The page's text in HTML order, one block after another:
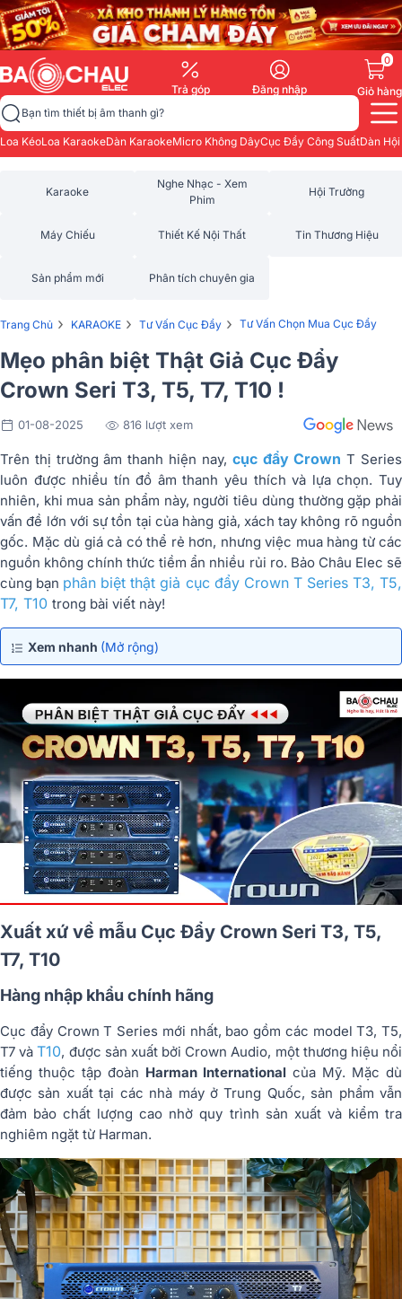
Trả góp Đăng nhập
0
Giỏ hàng
Bạn tìm thiết bị âm thanh gì?
Loa KéoLoa KaraokeDàn KaraokeMicro Không DâyCục Đẩy Công SuấtDàn
Karaoke
Nghe Nhạc - Xem
Phim
Hội Trường
Máy Chiếu Thiết Kế Nội Thất Tin Thương Hiệu
Sản phẩm mới Phân tích chuyên gia
Trang Chủ › KARAOKE › Tư Vấn Cục Đẩy › Tư Vấn Chọn Mua Cục Đẩy
Mẹo phân biệt Thật Giả Cục Đẩy
Crown Seri T3, T5, T7, T10 !
01-08-2025 816 lượt xem
Trên thị trường âm thanh hiện nay, cục đẩy Crown T Series
luôn được nhiều tín đồ âm thanh yêu thích và lựa chọn. Tuy
nhiên, khi mua sản phẩm này, người tiêu dùng thường gặp phải
vấn đề lớn với sự tồn tại của hàng giả, xách tay không rõ nguồn
gốc. Mặc dù giá cả có thể rẻ hơn, nhưng việc mua hàng từ các
nguồn không chính thức tiềm ẩn nhiều rủi ro. Bảo Châu Elec sẽ
cùng bạn phân biệt thật giả cục đẩy Crown T Series T3, T5,
T7, T10 trong bài viết này!
Xem nhanh (Mở rộng)
Xuất xứ về mẫu Cục Đẩy Crown Seri T3, T5,
T7, T10
Hàng nhập khẩu chính hãng
Cục đẩy Crown T Series mới nhất, bao gồm các model T3, T5,
T7 vàT10, được sản xuất bởi Crown Audio, một thương hiệu nổi
tiếng thuộc tập đoàn Harman International của Mỹ. Mặc dù
được sản xuất tại các nhà máy ở Trung Quốc, sản phẩm vẫn
đảm bảo chất lượng cao nhờ quy trình sản xuất và kiểm tra
nghiêm ngặt từ Harman.